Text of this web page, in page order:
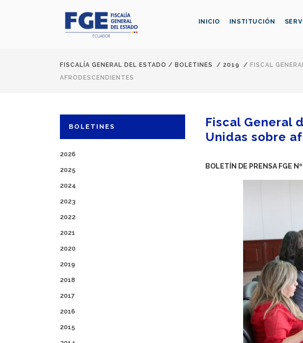
INICIO INSTITUCIÓN
FISCALÍA GENERAL DEL ESTADO / BOLETINES / 2019 / FISCAL
AFRODESCENDIENTES
BOLETINES
2026
2025
2024
2023
2022
2021
2020
2019
2018
2017
2016
2015
Fiscal General
Unidas sobre
BOLETÍN DE PRENSA FGE